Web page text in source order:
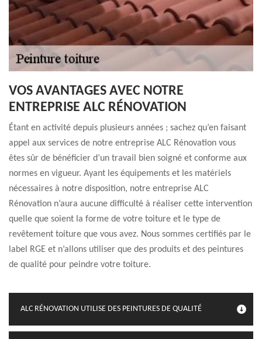
VOS AVANTAGES AVEC NOTRE
ENTREPRISE ALC RÉNOVATION
Étant en activité depuis plusieurs années ; sachez qu’en faisant
appel aux services de notre entreprise ALC Rénovation vous
êtes sûr de bénéficier d’un travail bien soigné et conforme aux
normes en vigueur. Ayant les équipements et les matériels
nécessaires à notre disposition, notre entreprise ALC
Rénovation n’aura aucune difficulté à réaliser cette intervention
quelle que soient la forme de votre toiture et le type de
revêtement toiture que vous avez. Nous sommes certifiés par le
label RGE et n’allons utiliser que des produits et des peintures
de qualité pour peindre votre toiture.
ALC RÉNOVATION UTILISE DES PEINTURES DE QUALITÉ